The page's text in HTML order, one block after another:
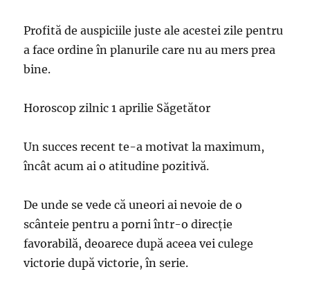
Profită de auspiciile juste ale acestei zile pentru
a face ordine în planurile care nu au mers prea
bine.
Horoscop zilnic 1 aprilie Săgetător
Un succes recent te-a motivat la maximum,
încât acum ai o atitudine pozitivă.
De unde se vede că uneori ai nevoie de o
scânteie pentru a porni într-o direcţie
favorabilă, deoarece după aceea vei culege
victorie după victorie, în serie.